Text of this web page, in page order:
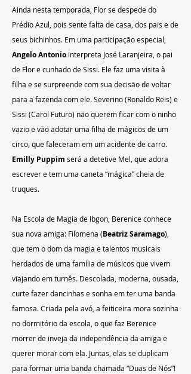
Ainda nesta temporada, Flor se despede do
Prédio Azul, pois sente falta de casa, dos pais e de
seus bichinhos. Em uma participação especial,
Angelo Antonio interpreta José Laranjeira, o pai
de Flor e cunhado de Sissi. Ele faz uma visita à
filha e se surpreende com sua decisão de voltar
para a fazenda com ele. Severino (Ronaldo Reis) e
Sissi (Carol Futuro) não querem ficar com o ninho
vazio e vão adotar uma filha de mágicos de um
circo, que faleceram em um acidente de carro.
Emilly Puppim será a detetive Mel, que adora
escrever e tem uma caneta “mágica” cheia de
truques.
Na Escola de Magia de Ibgon, Berenice conhece
sua nova amiga: Filomena (Beatriz Saramago),
que tem o dom da magia e talentos musicais
herdados de uma família de músicos que vivem
viajando em turnês. Descolada, moderna, ousada,
curte fazer dancinhas e sonha em ter uma banda
famosa. Criada pela avó, a feiticeira mora sozinha
no dormitório da escola, o que faz Berenice
morrer de inveja da independência da amiga e
querer morar com ela. Juntas, elas se duplicam
para formar uma banda chamada “Duas de Nós”!